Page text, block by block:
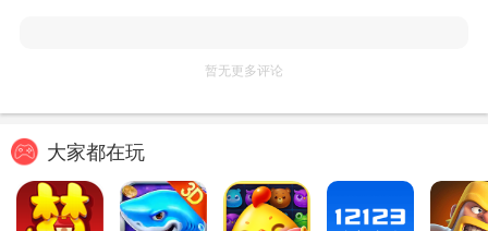
暂无更多评论
大家都在玩